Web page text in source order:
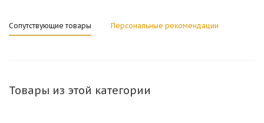
Сопутствующие товары Персональные рекомендации
Товары из этой категории